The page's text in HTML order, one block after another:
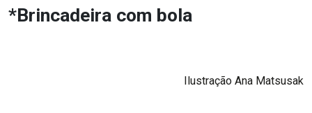
*Brincadeira com bola
Ilustração Ana Matsusak